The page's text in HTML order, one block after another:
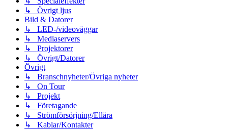
↳ Övrigt ljus
Bild & Datorer
↳ LED-/videoväggar
↳ Mediaservers
↳ Projektorer
↳ Övrigt/Datorer
Övrigt
↳ Branschnyheter/Övriga nyheter
↳ On Tour
↳ Projekt
↳ Företagande
↳ Strömförsörjning/Ellära
↳ Kablar/Kontakter